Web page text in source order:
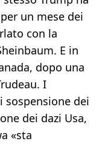
un mese dei
con la
E in
dopo una
I
sospensione dei
dei dazi Usa,
«sta